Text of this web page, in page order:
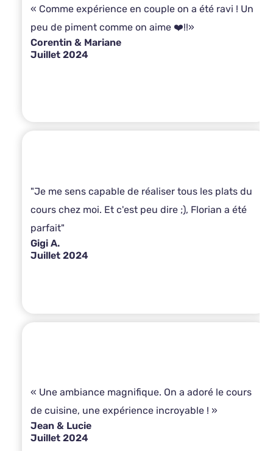
« Comme expérience en couple on a été ravi ! Un
peu de piment comme on aime ❤️!!»
Corentin & Mariane
Juillet 2024
"Je me sens capable de réaliser tous les plats du
cours chez moi. Et c'est peu dire ;), Florian a été
parfait"
Gigi A.
Juillet 2024
« Une ambiance magnifique. On a adoré le cours
de cuisine, une expérience incroyable ! »
Jean & Lucie
Juillet 2024